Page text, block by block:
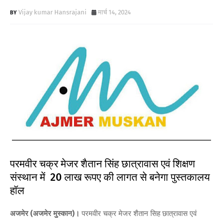
Vijay kumar Hansrajani मार्च 14, 2024
परमवीर चक्र मेजर शैतान सिंह छात्रावास एवं शिक्षण
संस्थान में 20 लाख रूपए की लागत से बनेगा पुस्तकालय
हॉल
अजमेर (अजमेर मुस्कान)। परमवीर चक्र मेजर शैतान सिह छात्रावास एवं